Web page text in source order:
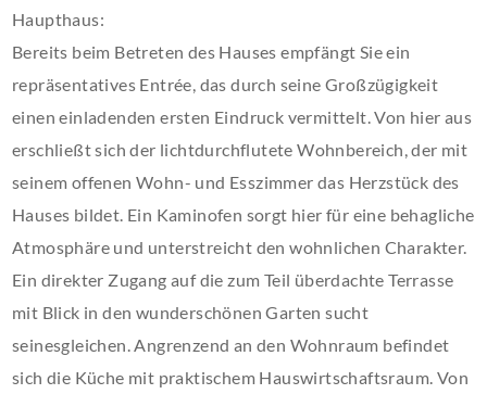
Haupthaus:
Bereits beim Betreten des Hauses empfängt Sie ein
repräsentatives Entrée, das durch seine Großzügigkeit
einen einladenden ersten Eindruck vermittelt. Von hier aus
erschließt sich der lichtdurchflutete Wohnbereich, der mit
seinem offenen Wohn- und Esszimmer das Herzstück des
Hauses bildet. Ein Kaminofen sorgt hier für eine behagliche
Atmosphäre und unterstreicht den wohnlichen Charakter.
Ein direkter Zugang auf die zum Teil überdachte Terrasse
mit Blick in den wunderschönen Garten sucht
seinesgleichen. Angrenzend an den Wohnraum befindet
sich die Küche mit praktischem Hauswirtschaftsraum. Von